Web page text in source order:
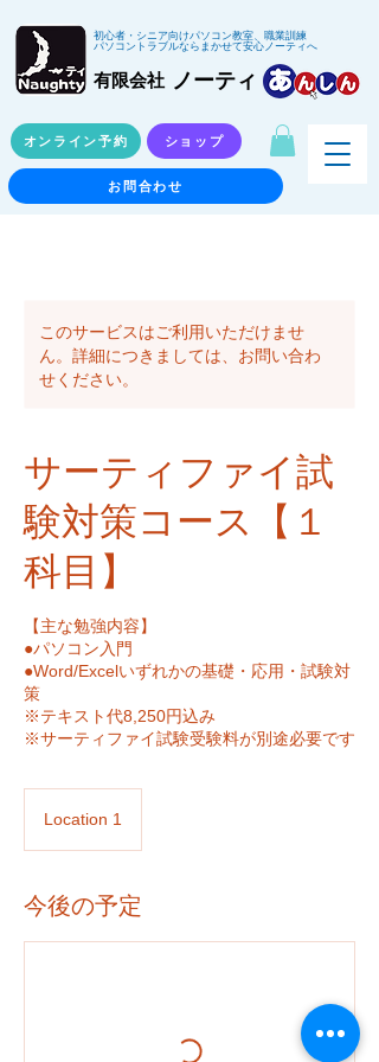
初心者・シニア向けパソコン教室、職業訓練
パソコントラブルならまかせて安心ノーティへ
有限会社 ノーティ
オンライン予約 ショップ
お問合わせ
このサービスはご利用いただけませ
ん。詳細につきましては、お問い合わ
せください。
サーティファイ試
験対策コース【１
科目】
【主な勉強内容】
●パソコン入門
●Word/Excelいずれかの基礎・応用・試験対
策
※テキスト代8,250円込み
※サーティファイ試験受験料が別途必要です
Location 1
今後の予定